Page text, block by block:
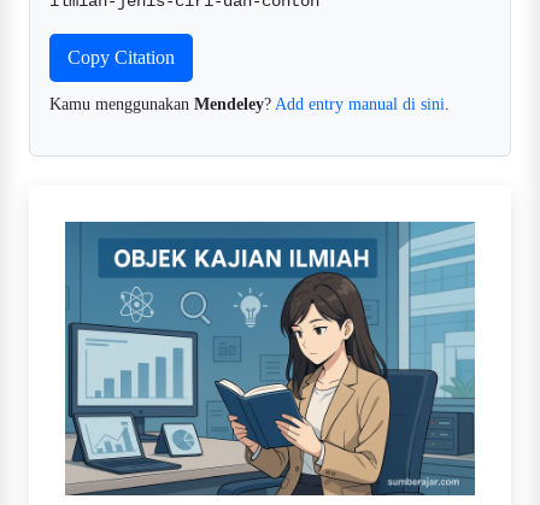
Copy Citation
Kamu menggunakan Mendeley? Add entry manual di sini.